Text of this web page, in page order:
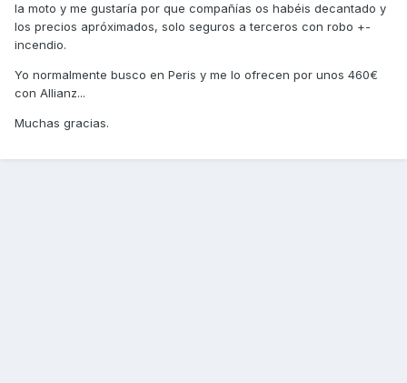
la moto y me gustaría por que compañías os habéis decantado y
los precios apróximados, solo seguros a terceros con robo +-
incendio.
Yo normalmente busco en Peris y me lo ofrecen por unos 460€
con Allianz...
Muchas gracias.